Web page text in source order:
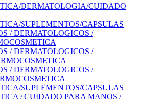
DERMATOLOGIA/CUIDADO
SUPLEMENTOS/CAPSULAS
/ DERMATOLOGICOS /
/ DERMATOLOGICOS /
/ DERMATOLOGICOS /
SUPLEMENTOS/CAPSULAS
/ CUIDADO PARA MANOS /